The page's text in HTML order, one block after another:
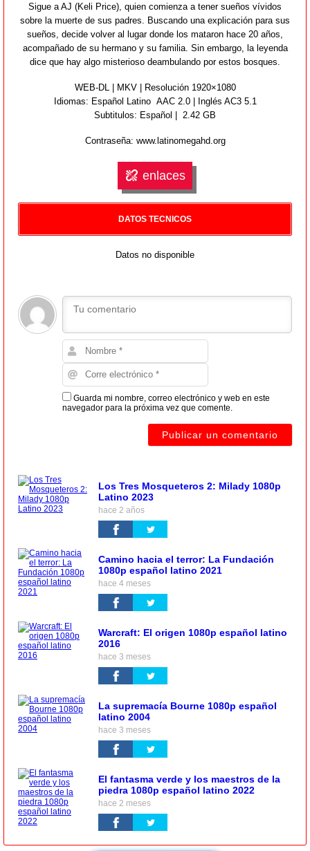
Sigue a AJ (Keli Price), quien comienza a tener sueños vívidos
sobre la muerte de sus padres. Buscando una explicación para sus
sueños, decide volver al lugar donde los mataron hace 20 años,
acompañado de su hermano y su familia. Sin embargo, la leyenda
dice que hay algo misterioso deambulando por estos bosques.
WEB-DL | MKV | Resolución 1920×1080
Idiomas: Español Latino AAC 2.0 | Inglés AC3 5.1
Subtitulos: Español | 2.42 GB
Contraseña: www.latinomegahd.org
enlaces
DATOS TECNICOS
Datos no disponible
Guarda mi nombre, correo electrónico y web en este
navegador para la próxima vez que comente.
Los Tres Mosqueteros 2: Milady 1080p
Latino 2023
hace 2 años
Camino hacia el terror: La Fundación
1080p español latino 2021
hace 4 meses
Warcraft: El origen 1080p español latino
2016
hace 3 meses
La supremacía Bourne 1080p español
latino 2004
hace 3 meses
El fantasma verde y los maestros de la
piedra 1080p español latino 2022
hace 2 meses